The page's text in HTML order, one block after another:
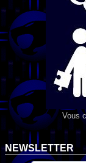
Vous
NEWSLETTER